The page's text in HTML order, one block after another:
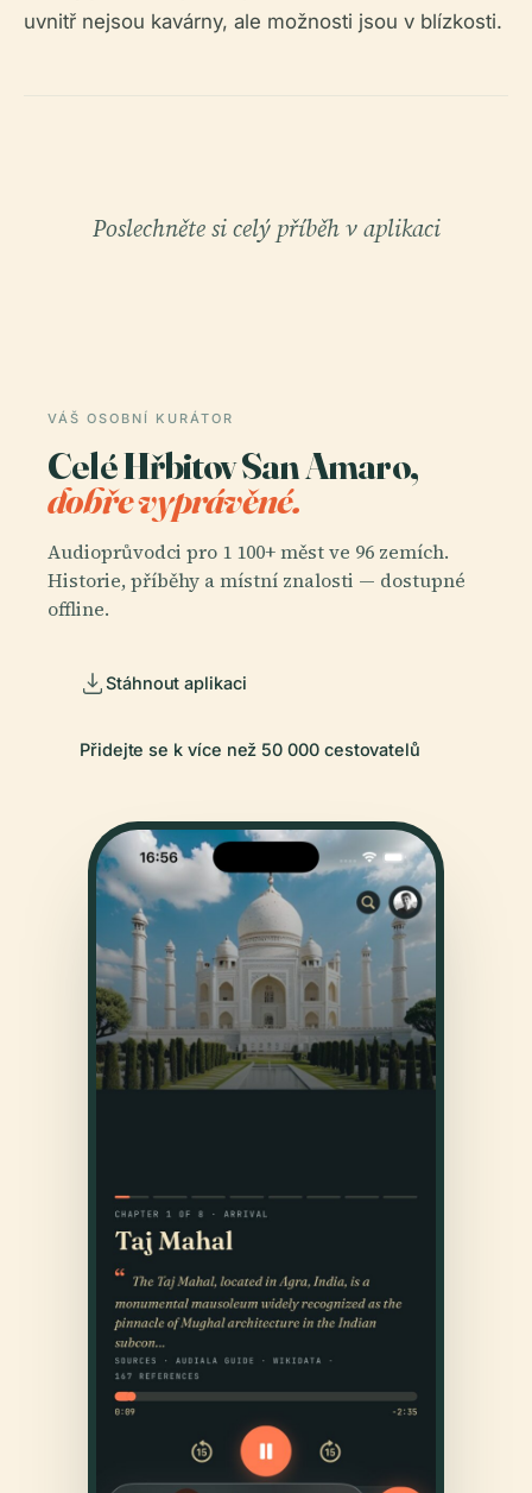
uvnitř nejsou kavárny, ale možnosti jsou v blízkosti.
Poslechněte si celý příběh v aplikaci
VÁŠ OSOBNÍ KURÁTOR
Celé Hřbitov San Amaro,
dobře vyprávěné.
Audioprůvodci pro 1 100+ měst ve 96 zemích.
Historie, příběhy a místní znalosti — dostupné
offline.
Stáhnout aplikaci
Přidejte se k více než 50 000 cestovatelů